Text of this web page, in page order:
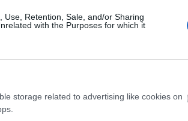
Use, Retention, Sale, and/or Sharing
with the Purposes for which it
storage related to advertising like cookies on